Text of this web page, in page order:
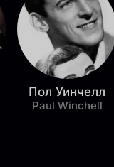
Пол Уинчелл
Paul Winchell